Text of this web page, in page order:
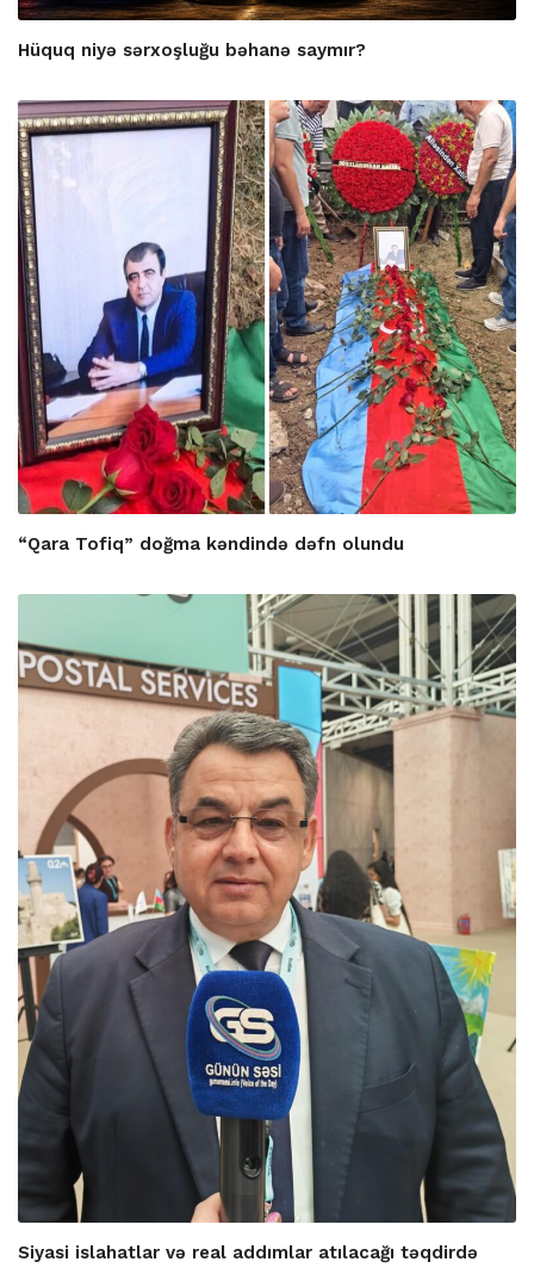
Hüquq niyə sərxoşluğu bəhanə saymır?
“Qara Tofiq” doğma kəndində dəfn olundu
Siyasi islahatlar və real addımlar atılacağı təqdirdə